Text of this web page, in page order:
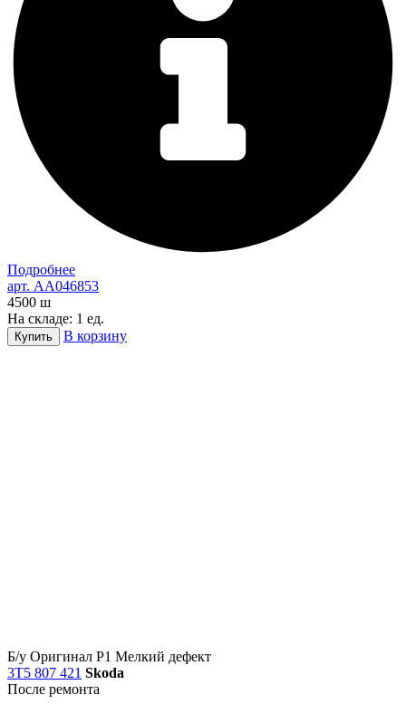
Подробнее
арт. AA046853
4500 ш
На складе: 1 ед.
Купить В корзину
Б/у Оригинал Р1 Мелкий дефект
3T5 807 421 Skoda
После ремонта